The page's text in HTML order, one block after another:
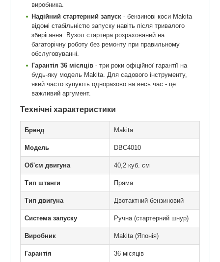
виробника.
Надійний стартерний запуск - бензинові коси Makita
відомі стабільністю запуску навіть після тривалого
зберігання. Вузол стартера розрахований на
багаторічну роботу без ремонту при правильному
обслуговуванні.
Гарантія 36 місяців - три роки офіційної гарантії на
будь-яку модель Makita. Для садового інструменту,
який часто купують одноразово на весь час - це
важливий аргумент.
Технічні характеристики
Бренд Makita
Модель DBC4010
Об'єм двигуна 40,2 куб. см
Тип штанги Пряма
Тип двигуна Двотактний бензиновий
Система запуску Ручна (стартерний шнур)
Виробник Makita (Японія)
Гарантія 36 місяців